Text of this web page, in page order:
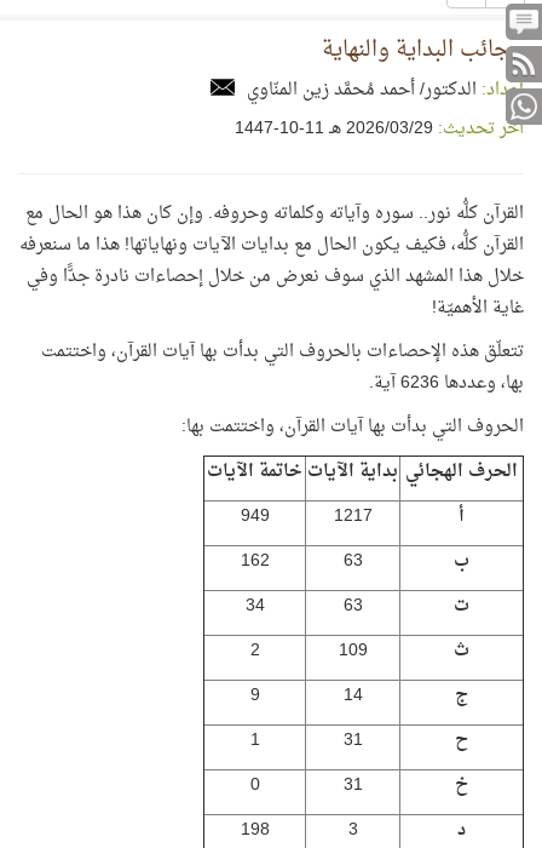
عجائب البداية والنهاية
إعداد: الدكتور/ أحمد مُحمَّد زين المنّاوي
آخر تحديث: 29‏/03‏/2026 هـ 11-10-1447
القرآن كلُّه نور.. سوره وآياته وكلماته وحروفه. وإن كان هذا هو الحال مع
القرآن كلُّه، فكيف يكون الحال مع بدايات الآيات ونهاياتها! هذا ما سنعرفه
خلال هذا المشهد الذي سوف نعرض من خلال إحصاءات نادرة جدًّا وفي
غاية الأهميّة!
تتعلّق هذه الإحصاءات بالحروف التي بدأت بها آيات القرآن، واختتمت
بها، وعددها 6236 آية.
الحروف التي بدأت بها آيات القرآن، واختتمت بها:
الحرف الهجائي بداية الآيات خاتمة الآيات
أ
1217
949
ب
63
162
ت
63
34
ث
109
2
ج
14
9
ح
31
1
خ
31
0
د
3
198